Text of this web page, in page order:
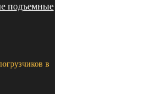
подъемные
в